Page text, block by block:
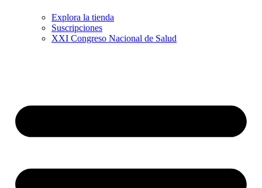
Explora la tienda
Suscripciones
XXI Congreso Nacional de Salud